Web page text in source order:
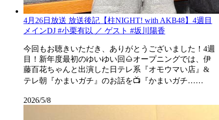
4月26日放送 放送後記【柱NIGHT! with AKB48】4週目
メインDJ #小栗有以 ／ ゲスト #坂川陽香
今回もお聴きいただき、ありがとうございました！4週
目！新年度最初のゆいゆい回🌰オープニングでは、伊
藤百花ちゃんと出演した日テレ系『オモウマい店』&
テレ朝『かまいガチ』のお話を📺『かまいガチ……
2026/5/8